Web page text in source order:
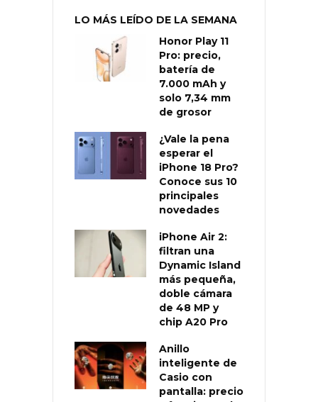
LO MÁS LEÍDO DE LA SEMANA
Honor Play 11
Pro: precio,
batería de
7.000 mAh y
solo 7,34 mm
de grosor
¿Vale la pena
esperar el
iPhone 18 Pro?
Conoce sus 10
principales
novedades
iPhone Air 2:
filtran una
Dynamic Island
más pequeña,
doble cámara
de 48 MP y
chip A20 Pro
Anillo
inteligente de
Casio con
pantalla: precio